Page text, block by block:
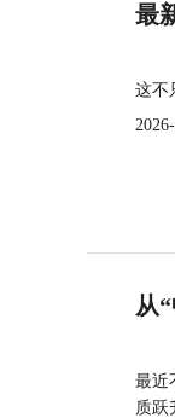
最
这不
从
最近
质跃